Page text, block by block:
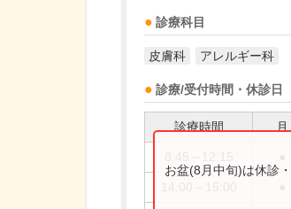
診療科目
皮膚科 アレルギー科
診療/受付時間・休診日
診療時間 月
お盆(8月中旬)は休診